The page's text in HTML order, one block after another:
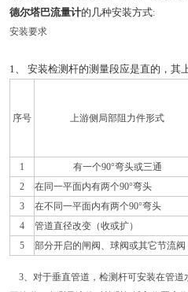
德尔塔巴流量计的几种安装方式:
安装要求
1、 安装检测杆的测量段应是直的，其
序号 上游侧局部阻力件形式
1
有一个90°弯头或三通
2
在同一平面内有两个90°弯头
3
在不同一平面内有两个90°弯头
4
管道直径改变（收或扩）
5
部分开启的闸阀、球阀或其它节流阀
3、对于垂直管道，检测杆可安装在管道